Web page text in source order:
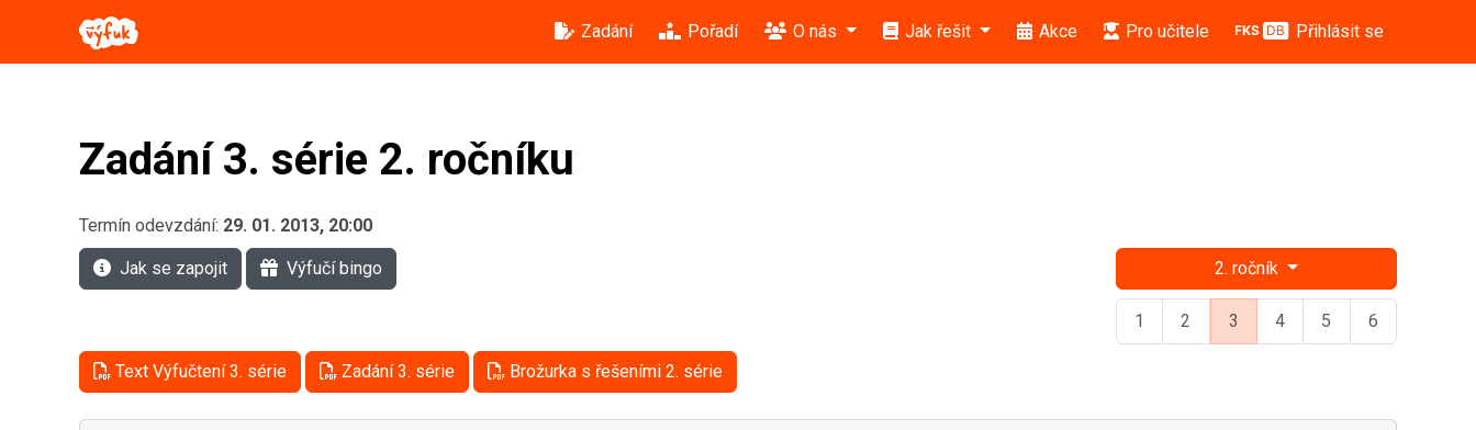
Zadání Pořadí O nás Jak řešit Akce Pro učitele Přihlásit se
Zadání 3. série 2. ročníku
Termín odevzdání: 29. 01. 2013, 20:00
Jak se zapojit Výfučí bingo 2. ročník
1 2 3 4 5 6
Text Výfučtení 3. série Zadání 3. série Brožurka s řešeními 2. série